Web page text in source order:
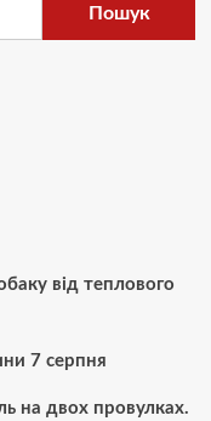
Пошук
від теплового
7 серпня
на двох провулках.